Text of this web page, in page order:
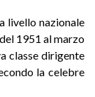
livello nazionale
1951 al marzo
classe dirigente
la celebre